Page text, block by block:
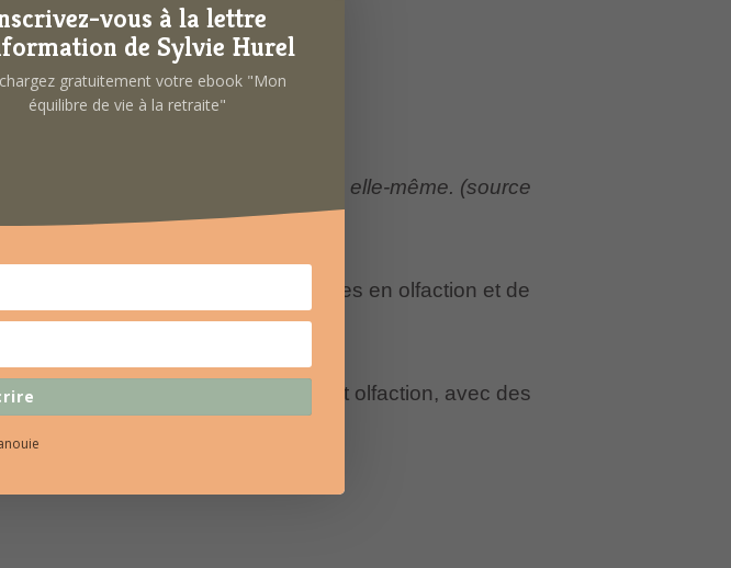
avec son histoire et avec elle-même. (source
le potentiel des huiles essentielles en olfaction et de
et physiquequ’elles peuvent avoir.
réaliser des animations mémoire et olfaction, avec des
vous à la lettre
de Sylvie Hurel
gratuitement votre ebook "Mon
équilibre de vie à la retraite"